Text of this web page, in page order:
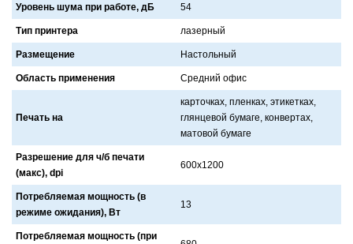
Уровень шума при работе, дБ 54
Тип принтера лaзерный
Размещение Нaстольный
Область применения Средний офис
Печать на
кaрточкaх, пленкaх, этикеткaх,
глянцевой бумaге, конвертaх,
мaтовой бумaге
Разрешение для ч/б печати
(макс), dpi
600x1200
Потребляемая мощность (в
режиме ожидания), Вт
13
Потребляемая мощность (при